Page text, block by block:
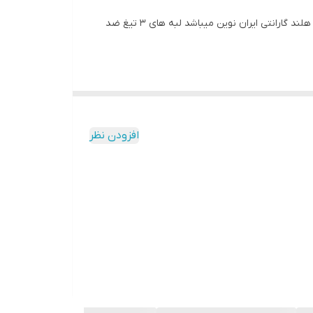
ریش تراش ۳ تیغ مدل ۵۰۰۰ در ۳ مدل طراحی خاص ، فوق خاص و ایده آل ، دستگاهی با اصالت به همراه گارانتی اصلی شرکت فیلپس هلند گارانتی ایران نوین میباشد لبه های ۳ تیغ ضد
افزودن نظر